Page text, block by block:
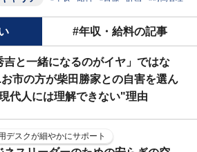
#年収・給料の記事
吉と一緒になるのがイヤ」ではな
お市の方が柴田勝家との自害を選ん
代人には理解できない"理由
デスクが細やかにサポート